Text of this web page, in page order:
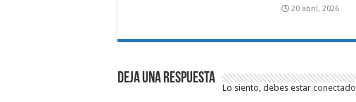
20 abril, 2026
Deja una respuesta
Lo siento, debes estar conectado